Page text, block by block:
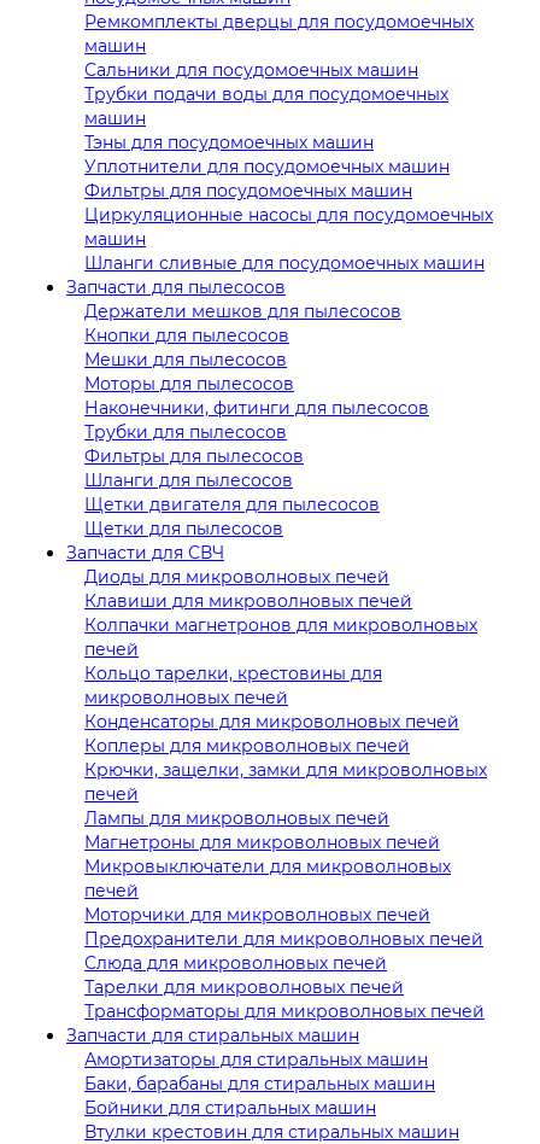
Ремкомплекты дверцы для посудомоечных
машин
Сальники для посудомоечных машин
Трубки подачи воды для посудомоечных
машин
Тэны для посудомоечных машин
Уплотнители для посудомоечных машин
Фильтры для посудомоечных машин
Циркуляционные насосы для посудомоечных
машин
Шланги сливные для посудомоечных машин
Запчасти для пылесосов
Держатели мешков для пылесосов
Кнопки для пылесосов
Мешки для пылесосов
Моторы для пылесосов
Наконечники, фитинги для пылесосов
Трубки для пылесосов
Фильтры для пылесосов
Шланги для пылесосов
Щетки двигателя для пылесосов
Щетки для пылесосов
Запчасти для СВЧ
Диоды для микроволновых печей
Клавиши для микроволновых печей
Колпачки магнетронов для микроволновых
печей
Кольцо тарелки, крестовины для
микроволновых печей
Конденсаторы для микроволновых печей
Коплеры для микроволновых печей
Крючки, защелки, замки для микроволновых
печей
Лампы для микроволновых печей
Магнетроны для микроволновых печей
Микровыключатели для микроволновых
печей
Моторчики для микроволновых печей
Предохранители для микроволновых печей
Слюда для микроволновых печей
Тарелки для микроволновых печей
Трансформаторы для микроволновых печей
Запчасти для стиральных машин
Амортизаторы для стиральных машин
Баки, барабаны для стиральных машин
Бойники для стиральных машин
Втулки крестовин для стиральных машин